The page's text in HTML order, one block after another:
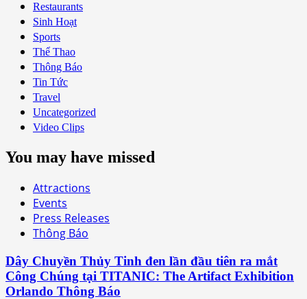
Restaurants
Sinh Hoạt
Sports
Thể Thao
Thông Báo
Tin Tức
Travel
Uncategorized
Video Clips
You may have missed
Attractions
Events
Press Releases
Thông Báo
Dây Chuyền Thủy Tinh đen lần đầu tiên ra mắt
Công Chúng tại TITANIC: The Artifact Exhibition
Orlando Thông Báo